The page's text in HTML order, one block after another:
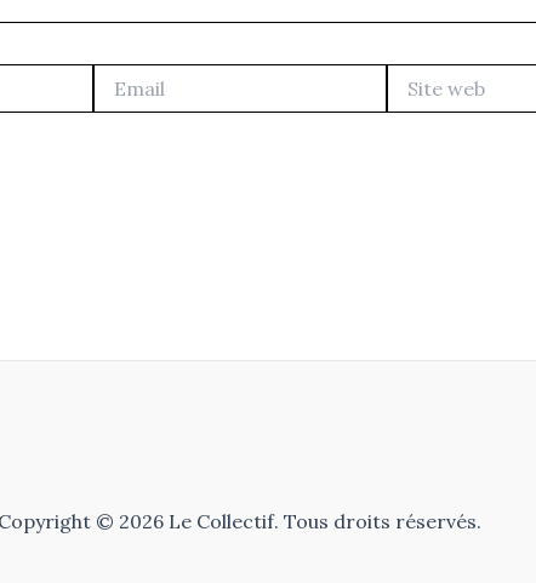
web
Copyright © 2026 Le Collectif. Tous droits réservés.